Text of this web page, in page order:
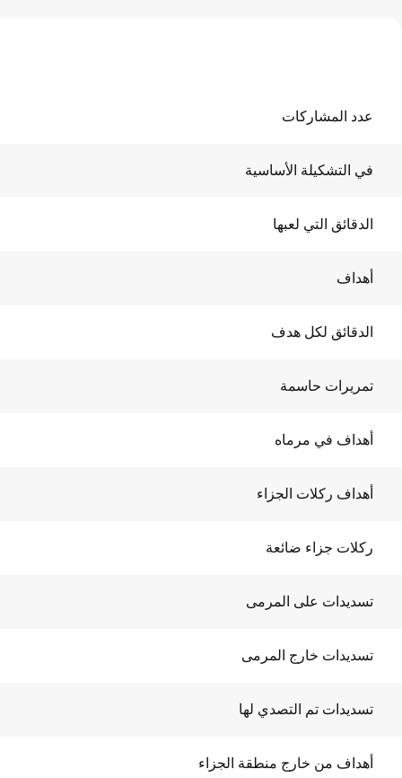
عدد المشاركات
في التشكيلة الأساسية
الدقائق التي لعبها
أهداف
الدقائق لكل هدف
تمريرات حاسمة
أهداف في مرماه
أهداف ركلات الجزاء
ركلات جزاء ضائعة
تسديدات على المرمى
تسديدات خارج المرمى
تسديدات تم التصدي لها
أهداف من خارج منطقة الجزاء